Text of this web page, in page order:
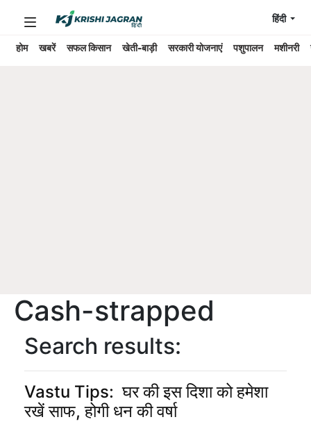
होम खबरें सफल किसान खेती-बाड़ी सरकारी योजनाएं पशुपालन मशीनरी
हिंदी
Cash-strapped
Search results:
Vastu Tips: घर की इस दिशा को हमेशा
रखें साफ, होगी धन की वर्षा